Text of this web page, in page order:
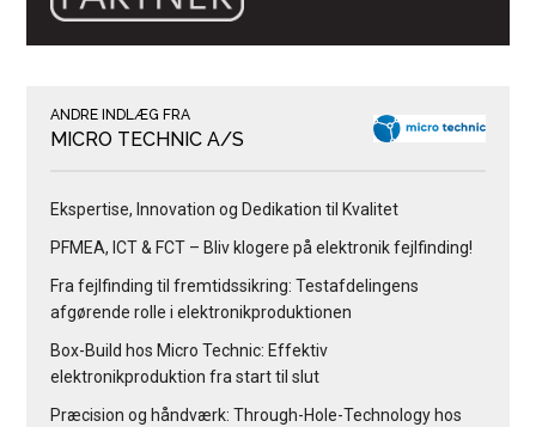
ANDRE INDLÆG FRA
MICRO TECHNIC A/S
Ekspertise, Innovation og Dedikation til Kvalitet
PFMEA, ICT & FCT – Bliv klogere på elektronik fejlfinding!
Fra fejlfinding til fremtidssikring: Testafdelingens
afgørende rolle i elektronikproduktionen
Box-Build hos Micro Technic: Effektiv
elektronikproduktion fra start til slut
Præcision og håndværk: Through-Hole-Technology hos